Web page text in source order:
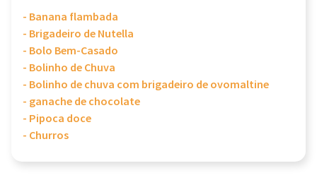
- Banana flambada
- Brigadeiro de Nutella
- Bolo Bem-Casado
- Bolinho de Chuva
- Bolinho de chuva com brigadeiro de ovomaltine
- ganache de chocolate
- Pipoca doce
- Churros